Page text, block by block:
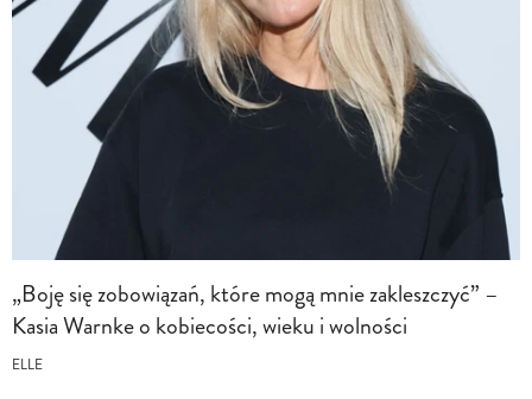
„Boję się zobowiązań, które mogą mnie zakleszczyć” –
Kasia Warnke o kobiecości, wieku i wolności
ELLE